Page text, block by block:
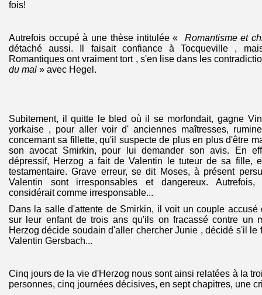
fois!
Autrefois occupé à une thèse intitulée « Romantisme et
détaché aussi. Il faisait confiance à Tocqueville ,
Romantiques ont vraiment tort , s'en lise dans les
du mal » avec Hegel.
Subitement, il quitte le bled où il se morfondait, gagne
yorkaise , pour aller voir d' anciennes maîtresses,
concernant sa fillette, qu'il suspecte de plus en plus d'être
son avocat Smirkin, pour lui demander son avis. En
dépressif, Herzog a fait de Valentin le tuteur de sa fille,
testamentaire. Grave erreur, se dit Moses, à présent
Valentin sont irresponsables et dangereux.
considérait comme irresponsable...
Dans la salle d'attente de Smirkin, il voit un couple accusé
sur leur enfant de trois ans qu'ils on fracassé contre un
Herzog décide soudain d'aller chercher Junie , décidé s'il le
Valentin Gersbach...
Cinq jours de la vie d'Herzog nous sont ainsi relatées à la
personnes, cinq journées décisives, en sept chapitres, une